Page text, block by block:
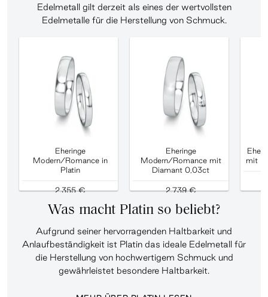
Edelmetall gilt derzeit als eines der wertvollsten
Edelmetalle für die Herstellung von Schmuck.
Eheringe
Modern/Romance in
Platin
2.355 €
Eheringe
Modern/Romance mit
Diamant 0,03ct
2.739 €
mit
Was macht Platin so beliebt?
Aufgrund seiner hervorragenden Haltbarkeit und
Anlaufbeständigkeit ist Platin das ideale Edelmetall für
die Herstellung von hochwertigem Schmuck und
gewährleistet besondere Haltbarkeit.